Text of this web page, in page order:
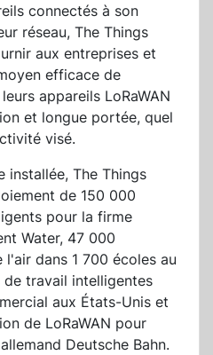
connectés à son
réseau, The Things
aux entreprises et
efficace de
appareils LoRaWAN
et longue portée, quel
visé.
installée, The Things
de 150 000
pour la firme
Water, 47 000
dans 1 700 écoles au
de travail intelligentes
aux États-Unis et
de LoRaWAN pour
Deutsche Bahn.